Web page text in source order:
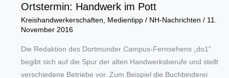
Ortstermin: Handwerk im Pott
Kreishandwerkerschaften Medientipp/ NH-Nachrichten / 11.
November 2016
Die Redaktion des Dortmunder Campus-Fernsehens „do1“
begibt sich auf die Spur der alten Handwerksberufe und stellt
verschiedene Betriebe vor. Zum Beispiel die Buchbinderei